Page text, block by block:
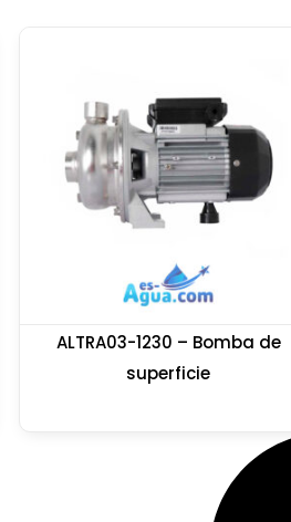
ALTRA03-1230 – Bomba de
superficie